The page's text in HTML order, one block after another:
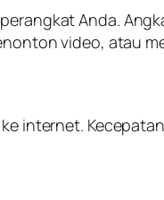
Anda.
video, atau
internet.